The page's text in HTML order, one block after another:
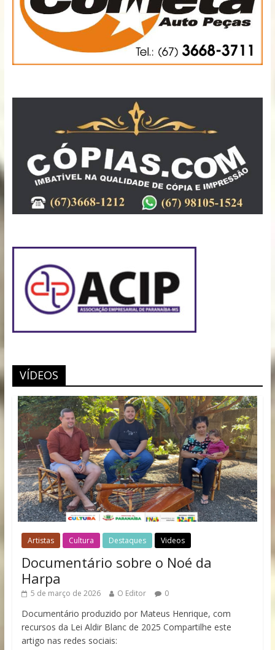
VÍDEOS
Artistas Cultura Destaques Videos
Documentário sobre o Noé da
Harpa
5 de março de 2026 O Editor 0
Documentário produzido por Mateus Henrique, com
recursos da Lei Aldir Blanc de 2025 Compartilhe este
artigo nas redes sociais: